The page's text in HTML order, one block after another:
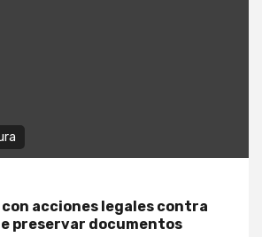
con acciones legales contra
preservar documentos